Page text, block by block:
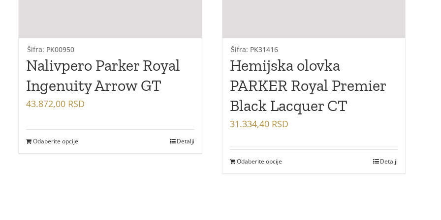
Šifra: PK00950
Nalivpero Parker Royal
Ingenuity Arrow GT
43.872,00 RSD
Odaberite opcije Detalji
Šifra: PK31416
Hemijska olovka
PARKER Royal Premier
Black Lacquer CT
31.334,40 RSD
Odaberite opcije Detalji